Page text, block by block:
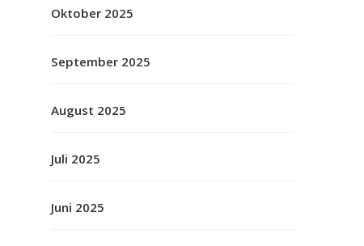
Oktober 2025
September 2025
August 2025
Juli 2025
Juni 2025